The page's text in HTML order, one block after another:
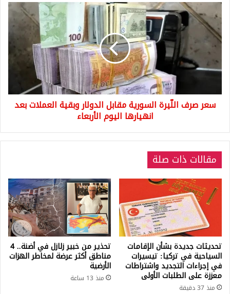
سعر
صرف
اللّيرة
السورية
مقابل
الدولار
وبقية
بعد
انهيارها
سعر صرف اللّيرة السورية مقابل الدولار وبقية العملات بعد
انهيارها اليوم الأربعاء
مقالات ذات صلة
تحديثات جديدة بشأن الإقامات
السياحية في تركيا: تيسيرات
في إجراءات التجديد واشتراطات
معززة على الطلبات الأولى
منذ 37 دقيقة
تحذير من خبير زلازل في أضنة.. 4
مناطق أكثر عرضة لمخاطر الهزات
الأرضية
منذ 13 ساعة